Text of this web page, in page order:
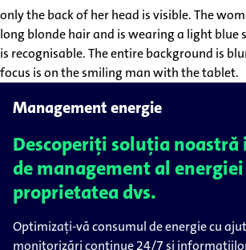
Management energie
Descoperiți soluția
de management al
proprietatea dvs.
Optimizați-vă consumul de energie cu
monitorizări continue 24/7 și